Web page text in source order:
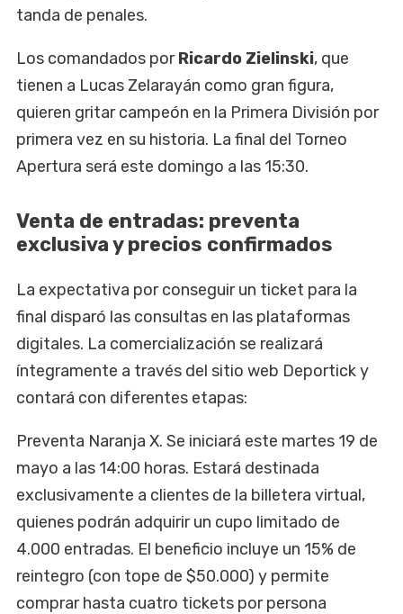
tanda de penales.
Los comandados porRicardo Zielinski, que
tienen a Lucas Zelarayán como gran figura,
quieren gritar campeón en la Primera División por
primera vez en su historia. La final del Torneo
Apertura será este domingo a las 15:30.
Venta de entradas: preventa
exclusiva y precios confirmados
La expectativa por conseguir un ticket para la
final disparó las consultas en las plataformas
digitales. La comercialización se realizará
íntegramente a través del sitio web Deportick y
contará con diferentes etapas:
Preventa Naranja X. Se iniciará este martes 19 de
mayo a las 14:00 horas. Estará destinada
exclusivamente a clientes de la billetera virtual,
quienes podrán adquirir un cupo limitado de
4.000 entradas. El beneficio incluye un 15% de
reintegro (con tope de $50.000) y permite
comprar hasta cuatro tickets por persona